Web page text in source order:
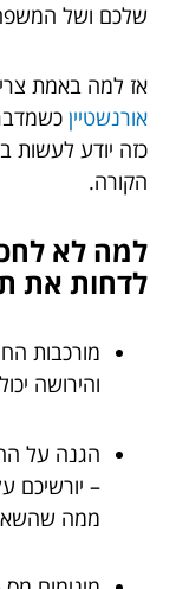
שלכם ושל
אז למה באמת
אורנשטיין
כזה יודע לעשות
הקורה.
לדחות את
מורכבות
והירושה
הגנה על
– יורשיכם
ממה